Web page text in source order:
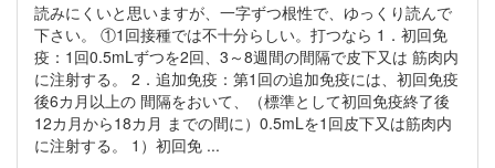
読みにくいと思いますが、一字ずつ根性で、ゆっくり読んで
下さい。 ①1回接種では不十分らしい。打つなら 1．初回免
疫：1回0.5mLずつを2回、3～8週間の間隔で皮下又は 筋肉内
に注射する。 2．追加免疫：第1回の追加免疫には、初回免疫
後6カ月以上の 間隔をおいて、（標準として初回免疫終了後
12カ月から18カ月 までの間に）0.5mLを1回皮下又は筋肉内
に注射する。 1）初回免 ...